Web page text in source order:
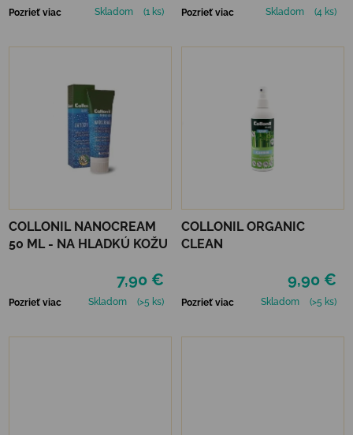
Pozrieť viac Skladom (1 ks) Pozrieť viac Skladom (4 ks)
COLLONIL NANOCREAM
50 ML - NA HLADKÚ KOŽU
7,90 €
Pozrieť viac Skladom (>5 ks)
COLLONIL ORGANIC
CLEAN
9,90 €
Pozrieť viac Skladom (>5 ks)